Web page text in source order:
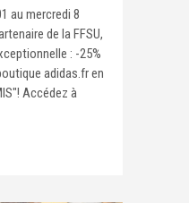
au mercredi 8
de la FFSU,
: -25%
adidas.fr en
Accédez à